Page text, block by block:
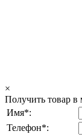
×
Получить товар в
Имя*:
Телефон*: